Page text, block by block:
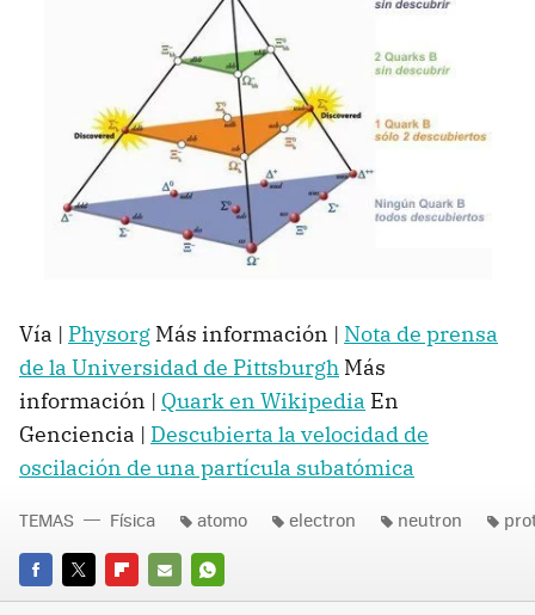
Vía | Physorg Más información | Nota de prensa
de la Universidad de Pittsburgh Más
información | Quark en Wikipedia En
Genciencia | Descubierta la velocidad de
oscilación de una partícula subatómica
FACEBOOK
TWITTERFLIPBOARD
E-
WHATSAPP
TEMAS Física atomo electron neutron